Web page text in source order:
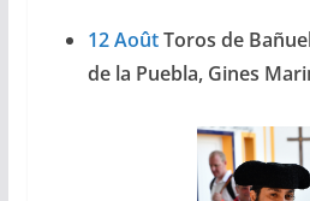
12 AoûtToros de
de la Puebla, Gines